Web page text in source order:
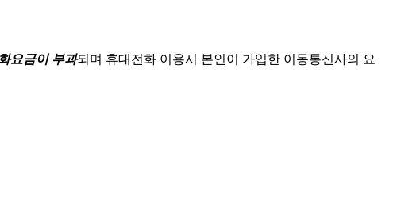
요금이 부과되며 휴대전화 이용시 본인이 가입한 이동통신사의 요